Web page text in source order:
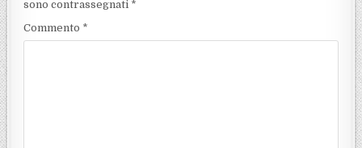
sono contrassegnati *
Commento *